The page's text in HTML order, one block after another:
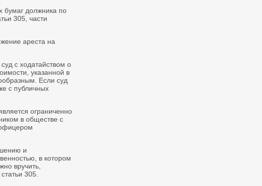
бумаг должника по
305, части
ареста на
с ходатайством о
указанной в
Если суд
с публичных
ограниченно
в обществе с
и
в котором
вручить,
305.